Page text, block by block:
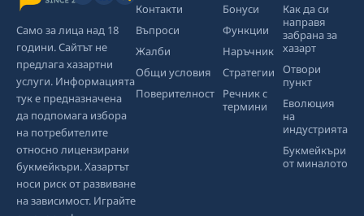
Само за лица над 18
години. Сайтът не
предлага хазартни
услуги. Информацията
тук е предназначена
да подпомага избора
на потребителите
относно лицензирани
букмейкъри. Хазартът
носи риск от развиване
на зависимост. Играйте
Контакти
Въпроси
Жалби
Общи условия
Поверителност
Бонуси
Функции
Наръчник
Стратегии
Речник с
термини
Как да си
направя
забрана за
хазарт
Отвори
пункт
Еволюция
на
индустрията
Букмейкъри
от миналото